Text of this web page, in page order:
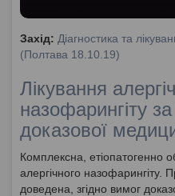
Захід: Діагностика та
(Полтава 18.10.19)
Лікування
назофарингіту
доказової
Комплексна, етіопатогенно
алергічного назофарингіту.
доведена, згідно вимог